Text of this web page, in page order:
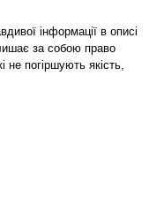
інформації в описі
за собою право
не погіршують якість,